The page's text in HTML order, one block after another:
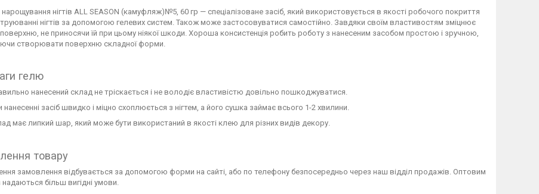
нігтів ALL SEASON (камуфляж)№5, 60 гр — спеціалізоване засіб, який використовується в якості робочого покриття
нігтів за допомогою гелевих систем. Також може застосовуватися самостійно. Завдяки своїм властивостям зміцнює
поверхню, не приносячи їй при цьому ніякої шкоди. Хороша консистенція робить роботу з нанесеним засобом простою і зручною,
створювати поверхню складної форми.
гелю
нанесений склад не тріскається і не володіє властивістю довільно пошкоджуватися.
нанесенні засіб швидко і міцно схоплюється з нігтем, а його сушка займає всього 1-2 хвилини.
має липкий шар, який може бути використаний в якості клею для різних видів декору.
товару
замовлення відбувається за допомогою форми на сайті, або по телефону безпосередньо через наш відділ продажів. Оптовим
надаються більш вигідні умови.